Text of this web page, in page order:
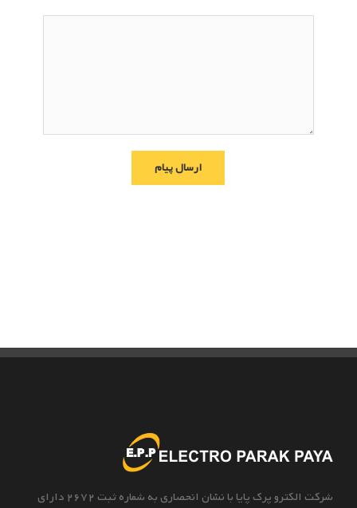
شرکت الکترو پرک پایا با نشان انحصاری به شماره ثبت 2672 دارای